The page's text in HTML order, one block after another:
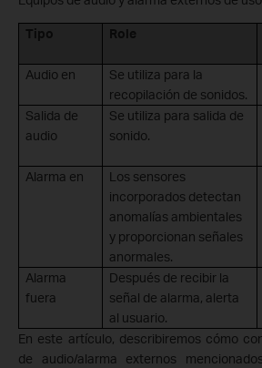
Tipo Role
Audio en
Se utiliza para la
recopilación de sonidos.
Salida de
audio
Se utiliza para salida de
sonido.
Alarma en
Los sensores
incorporados detectan
anomalías ambientales
y proporcionan señales
anormales.
Alarma
fuera
Después de recibir la
señal de alarma, alerta
al usuario.
En este artículo, describiremos cómo
de audio/alarma externos